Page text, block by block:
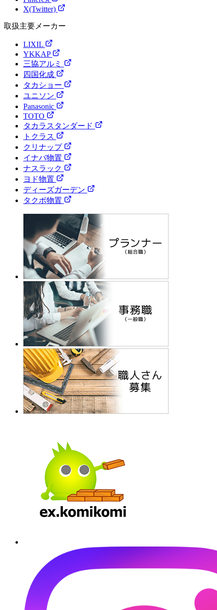
X(Twitter)
取扱主要メーカー
LIXIL
YKKAP
三協アルミ
四国化成
タカショー
ユニソン
Panasonic
TOTO
タカラスタンダード
トクラス
クリナップ
イナバ物置
ナスラック
ヨド物置
ディーズガーデン
タクボ物置